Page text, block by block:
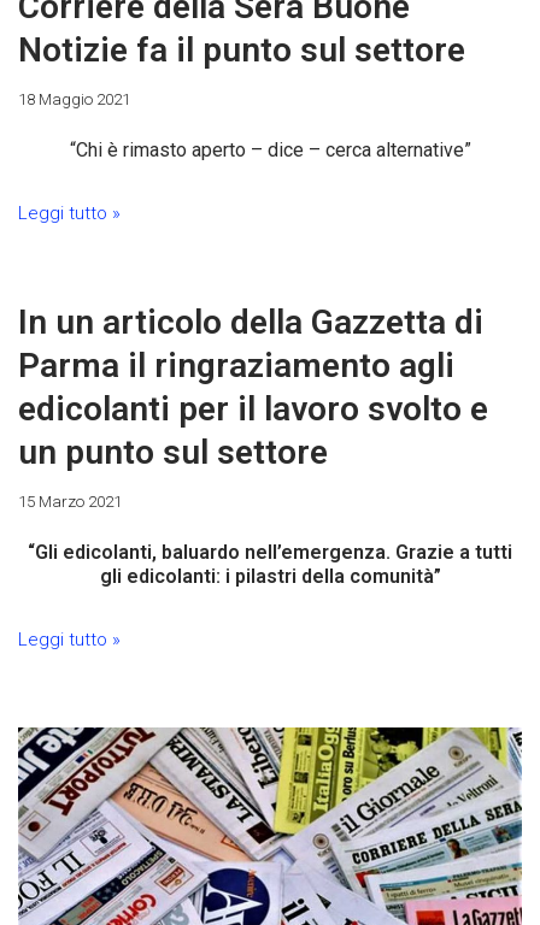
Notizie fa il punto sul settore
18 Maggio 2021
“Chi è rimasto aperto – dice – cerca alternative”
Leggi tutto »
In un articolo della Gazzetta di
Parma il ringraziamento agli
edicolanti per il lavoro svolto e
un punto sul settore
15 Marzo 2021
“Gli edicolanti, baluardo nell’emergenza. Grazie a tutti
gli edicolanti: i pilastri della comunità”
Leggi tutto »